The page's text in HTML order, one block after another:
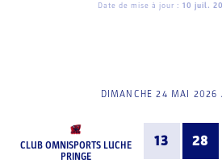
Date de mise à jour : 10 juil.
DIMANCHE 24 MAI 2026
CLUB OMNISPORTS LUCHE
PRINGE
13 28